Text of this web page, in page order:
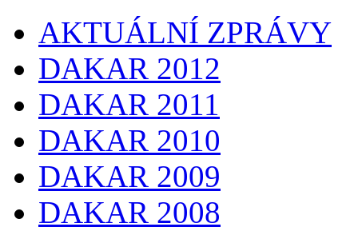
AKTUÁLNÍ ZPRÁVY
DAKAR 2012
DAKAR 2011
DAKAR 2010
DAKAR 2009
DAKAR 2008